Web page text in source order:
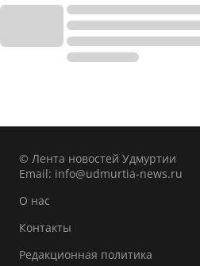
© Лента новостей Удмуртии
Email: info@udmurtia-news.ru
О нас
Контакты
Редакционная политика